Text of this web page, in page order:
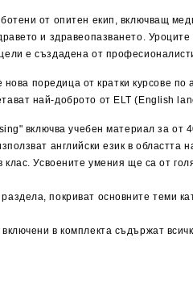
от опитен екип, включващ
и здравеопазването.
е създадена от
поредица от кратки курсове
най-доброто от ELT (English
включва учебен материал за от
английски език в
клас. Усвоените умения ще са от
покриват основните теми
в комплекта съдържат